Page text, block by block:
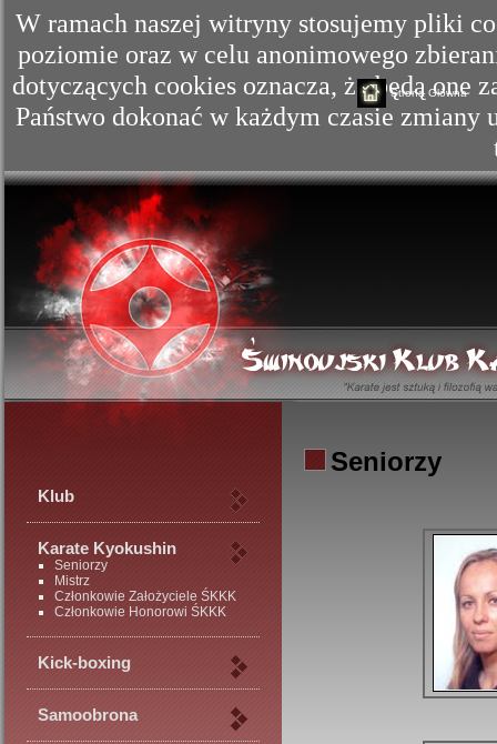
W ramach naszej witryny stosujemy pliki
poziomie oraz w celu anonimowego
dotyczących cookies oznacza, że będą one
Państwo dokonać w każdym czasie
Strona Główna
Klub
Karate Kyokushin
Seniorzy
Mistrz
Członkowie Założyciele ŚKKK
Członkowie Honorowi ŚKKK
Kick-boxing
Samoobrona
Seniorzy